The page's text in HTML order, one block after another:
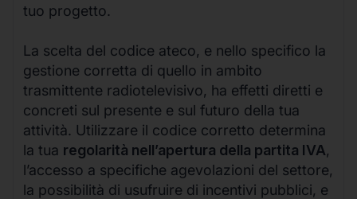
tuo progetto.
La scelta del codice ateco, e nello specifico la
gestione corretta di quello in ambito
trasmittente radiotelevisivo, ha effetti diretti e
concreti sul presente e sul futuro della tua
attività. Utilizzare il codice corretto determina
la tua regolarità nell’apertura della partita IVA,
l’accesso a specifiche agevolazioni del settore,
la possibilità di usufruire di incentivi pubblici, e